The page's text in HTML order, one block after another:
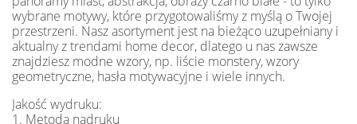
wybrane motywy, które przygotowaliśmy z myślą o Twojej
przestrzeni. Nasz asortyment jest na bieżąco uzupełniany i
aktualny z trendami home decor, dlatego u nas zawsze
znajdziesz modne wzory, np. liście monstery, wzory
geometryczne, hasła motywacyjne i wiele innych.
Jakość wydruku:
1. Metoda nadruku